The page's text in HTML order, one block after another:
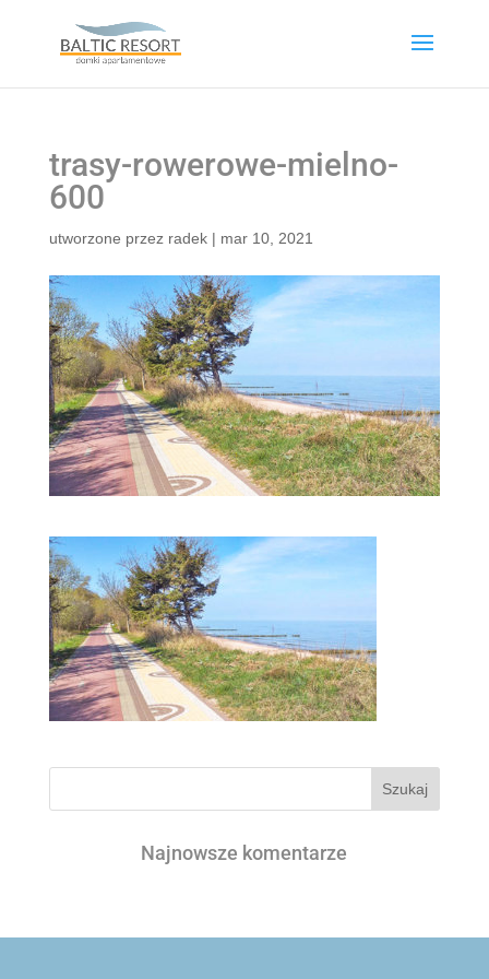
trasy-rowerowe-mielno-
600
utworzone przez radek| mar 10, 2021
Najnowsze komentarze